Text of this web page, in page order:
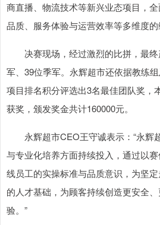
商直播、物流技术等新兴业态项目，
品质、服务体验与运营效率等多维度的
决赛现场，经过激烈的比拼，最终
军、39位季军。永辉超市还依据教练
项目排名积分评选出3名最佳团队奖，
获奖，颁发奖金共计160000元。
永辉超市CEO王守诚表示：“永辉
与专业化培养方面持续投入，通过以
线员工的实操标准与品质意识，为坚
的人才基础，为顾客持续创造更安全
验。”